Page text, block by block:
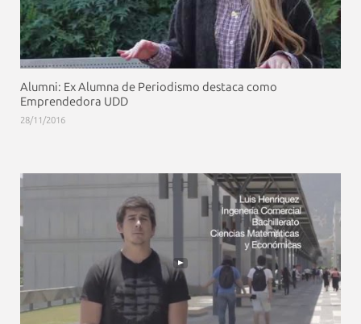
Alumni: Ex Alumna de Periodismo destaca como
Emprendedora UDD
28/11/2016